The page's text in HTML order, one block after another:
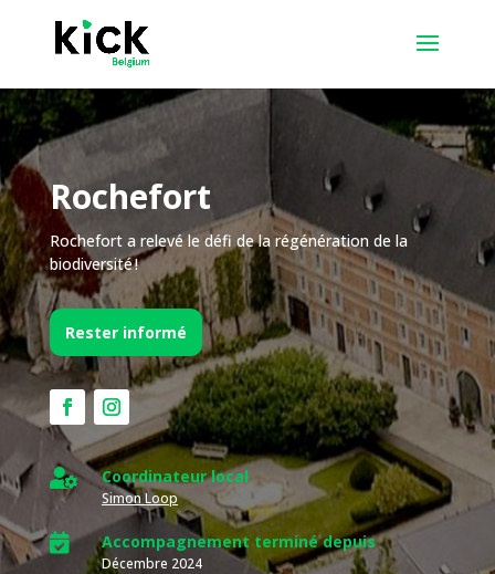
Rochefort
Rochefort a relevé le défi de la régénération de la
biodiversité !
Rester informé
 Coordinateur local
Simon Loop
 Accompagnement terminé depuis
Décembre 2024